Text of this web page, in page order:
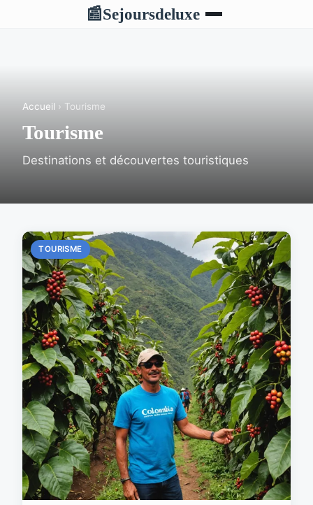
📰Sejoursdeluxe
Accueil › Tourisme
Tourisme
Destinations et découvertes touristiques
TOURISME